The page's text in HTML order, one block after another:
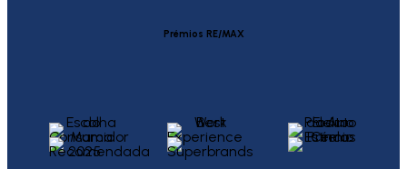
Prémios RE/MAX